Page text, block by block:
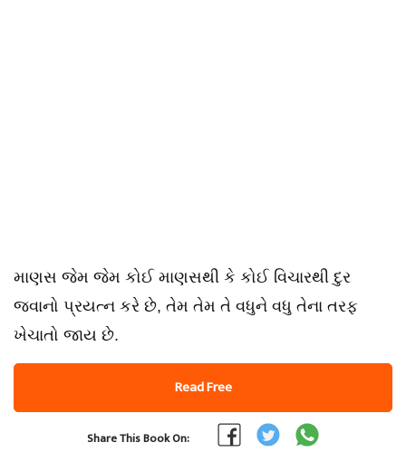
માણસ જેમ જેમ કોઈ માણસથી કે કોઈ વિચારથી દુર
જવાનો પ્રયત્ન કરે છે, તેમ તેમ તે વધુને વધુ તેના તરફ
ખેચાતો જાય છે.
Read Free
Share This Book On: